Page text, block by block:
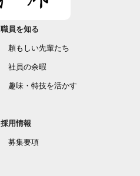
職員を知る
頼もしい先輩たち
社員の余暇
趣味・特技を活かす
採用情報
募集要項